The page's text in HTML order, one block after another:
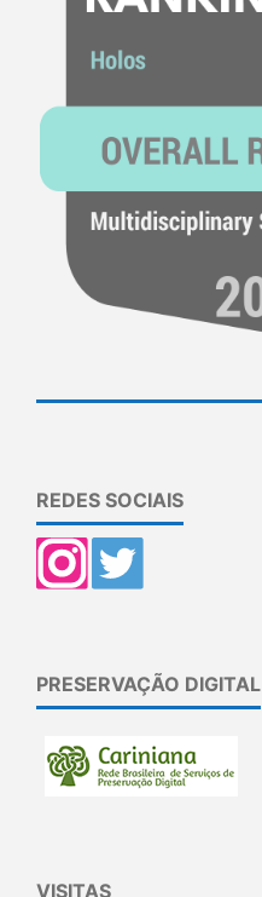
REDES SOCIAIS
PRESERVAÇÃO DIGITAL
VISITAS